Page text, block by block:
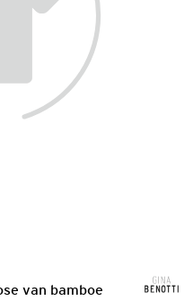
van bamboe